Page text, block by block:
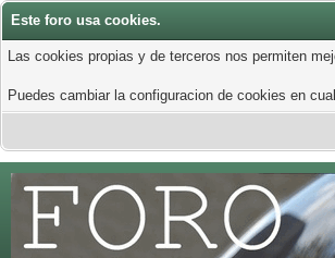
Este foro usa cookies.
Las cookies propias y de terceros nos permiten
Puedes cambiar la configuracion de cookies en